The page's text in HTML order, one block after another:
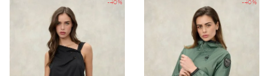
-40% -40%